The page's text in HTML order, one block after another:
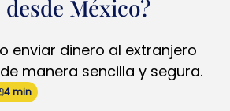
México?
enviar dinero al extranjero
manera sencilla y segura.
4 min